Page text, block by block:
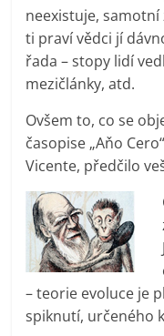
neexistuje, samotní
ti praví vědci jí
řada – stopy lidí
mezičlánky, atd.
Ovšem to, co se
časopise „Aňo
Vicente, předčilo
– teorie evoluce je
spiknutí, určeného